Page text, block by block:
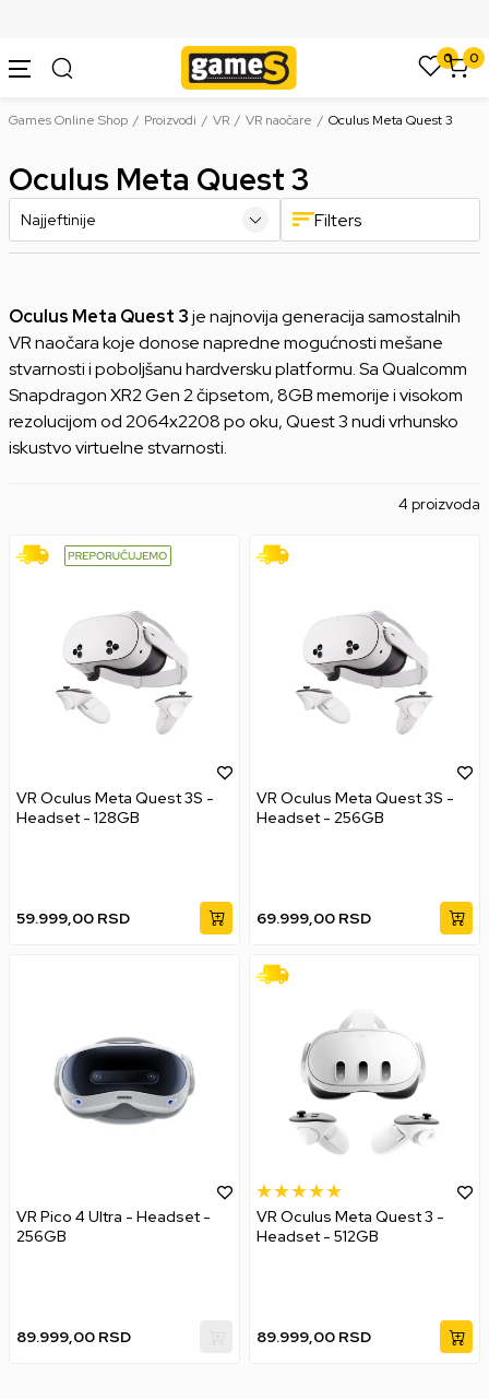
0 0
Games Online Shop Proizvodi VR VR naočare Oculus Meta Quest 3
Oculus Meta Quest 3
Filters
Oculus Meta Quest 3je najnovija generacija samostalnih
VR naočara koje donose napredne mogućnosti mešane
stvarnosti i poboljšanu hardversku platformu. Sa Qualcomm
Snapdragon XR2 Gen 2 čipsetom, 8GB memorije i visokom
rezolucijom od 2064x2208 po oku, Quest 3 nudi vrhunsko
iskustvo virtuelne stvarnosti.
4 proizvoda
VR Oculus Meta Quest 3S -
Headset - 128GB
59.999,00 RSD
VR Oculus Meta Quest 3S -
Headset - 256GB
69.999,00 RSD
VR Pico 4 Ultra - Headset -
256GB
89.999,00 RSD
VR Oculus Meta Quest 3 -
Headset - 512GB
89.999,00 RSD